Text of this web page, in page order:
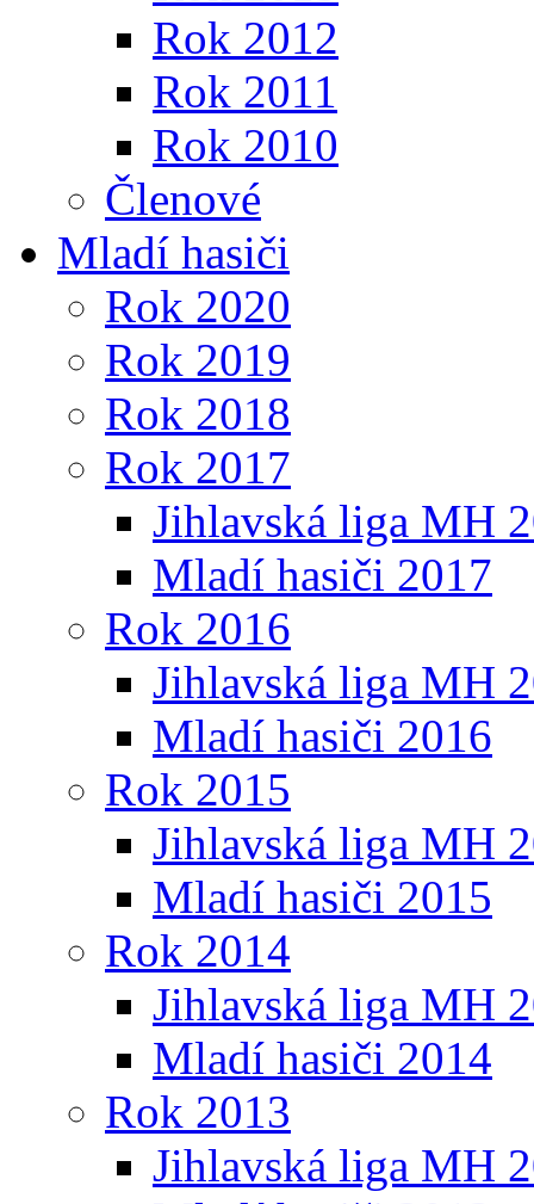
Rok 2012
Rok 2011
Rok 2010
Členové
Mladí hasiči
Rok 2020
Rok 2019
Rok 2018
Rok 2017
Jihlavská liga MH
Mladí hasiči 2017
Rok 2016
Jihlavská liga MH
Mladí hasiči 2016
Rok 2015
Jihlavská liga MH
Mladí hasiči 2015
Rok 2014
Jihlavská liga MH
Mladí hasiči 2014
Rok 2013
Jihlavská liga MH